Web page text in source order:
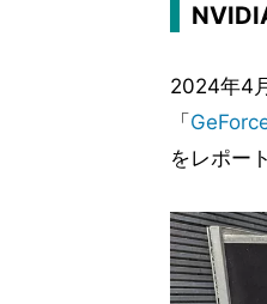
2024年4
「
をレポー